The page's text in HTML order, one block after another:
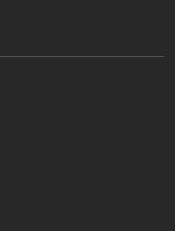
saber sobre o
dúvidas nos